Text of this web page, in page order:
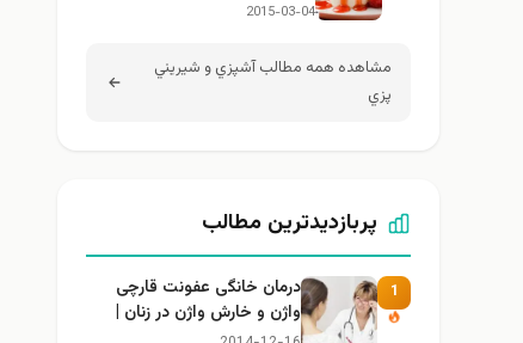
2015-03-04
مشاهده همه مطالب آشپزي و شيريني
پزي
پربازدیدترین مطالب
1
درمان خانگی عفونت قارچی
واژن و خارش واژن در زنان |